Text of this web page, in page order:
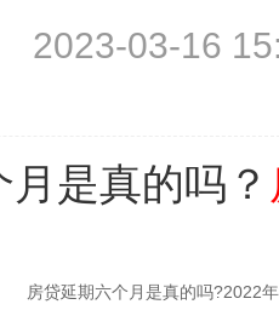
2023-03-16
是真的吗？
房贷延期六个月是真的吗?2022